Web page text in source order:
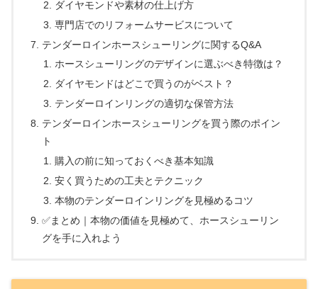
ダイヤモンドや素材の仕上げ方
専門店でのリフォームサービスについて
テンダーロインホースシューリングに関するQ&A
ホースシューリングのデザインに選ぶべき特徴は？
ダイヤモンドはどこで買うのがベスト？
テンダーロインリングの適切な保管方法
テンダーロインホースシューリングを買う際のポイン
ト
購入の前に知っておくべき基本知識
安く買うための工夫とテクニック
本物のテンダーロインリングを見極めるコツ
✅まとめ｜本物の価値を見極めて、ホースシューリン
グを手に入れよう